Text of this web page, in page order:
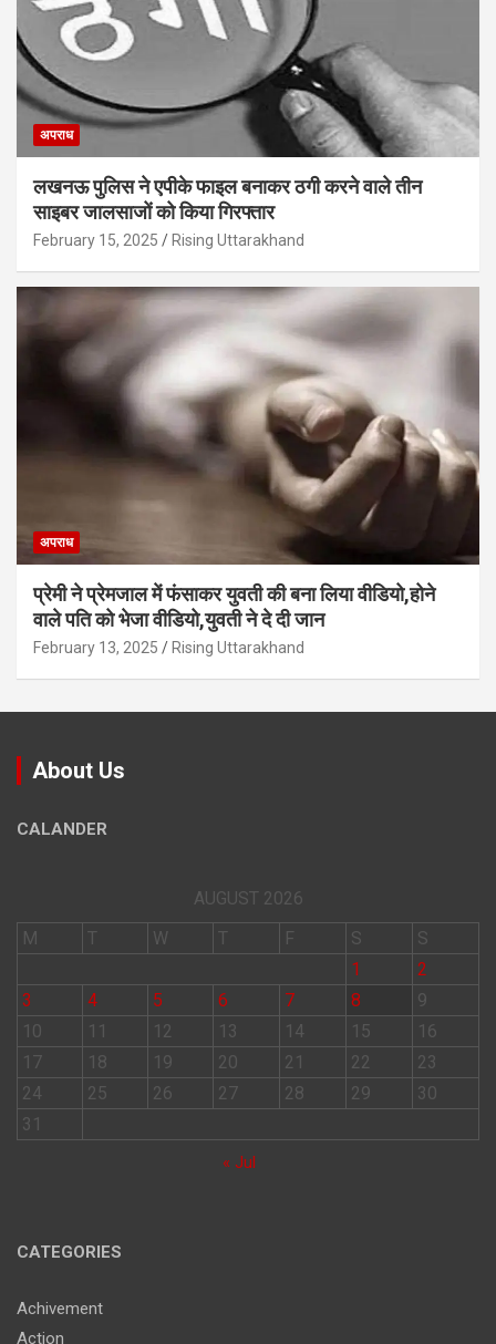
अपराध
लखनऊ पुलिस ने एपीके फाइल बनाकर ठगी करने वाले तीन
साइबर जालसाजों को किया गिरफ्तार
February 15, 2025 Rising Uttarakhand
अपराध
प्रेमी ने प्रेमजाल में फंसाकर युवती की बना लिया वीडियो,होने
वाले पत‍ि को भेजा वीड‍ियो,युवती ने दे दी जान
February 13, 2025 Rising Uttarakhand
About Us
CALANDER
AUGUST 2026
M
T W T F S
S
1
2
3
4 5 6 7 8
9
10
11 12 13 14 15
16
17
18 19 20 21 22
23
24
25 26 27 28 29
30
31
« Jul
CATEGORIES
Achivement
Action